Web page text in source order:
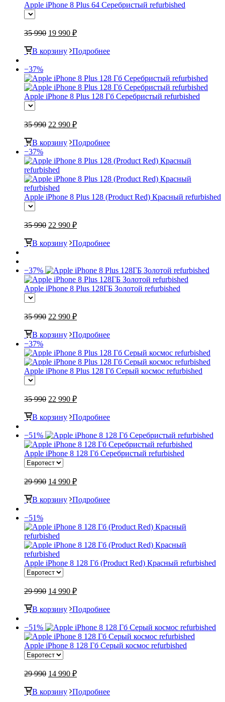
Apple iPhone 8 Plus 64 Серебристый refurbished
35 990 19 990 ₽
В корзину Подробнее
−37%
Apple iPhone 8 Plus 128 Гб Серебристый refurbished
35 990 22 990 ₽
В корзину Подробнее
−37%
Apple iPhone 8 Plus 128 (Product Red) Красный refurbished
35 990 22 990 ₽
В корзину Подробнее
−37%
Apple iPhone 8 Plus 128ГБ Золотой refurbished
35 990 22 990 ₽
В корзину Подробнее
−37%
Apple iPhone 8 Plus 128 Гб Серый космос refurbished
35 990 22 990 ₽
В корзину Подробнее
−51%
Apple iPhone 8 128 Гб Серебристый refurbished
29 990 14 990 ₽
В корзину Подробнее
−51%
Apple iPhone 8 128 Гб (Product Red) Красный refurbished
29 990 14 990 ₽
В корзину Подробнее
−51%
Apple iPhone 8 128 Гб Серый космос refurbished
29 990 14 990 ₽
В корзину Подробнее